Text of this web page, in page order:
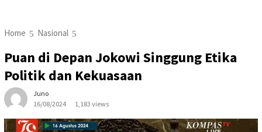
Home Nasional
Puan di Depan Jokowi Singgung Etika
Politik dan Kekuasaan
Juno
16/08/2024
1,183 views